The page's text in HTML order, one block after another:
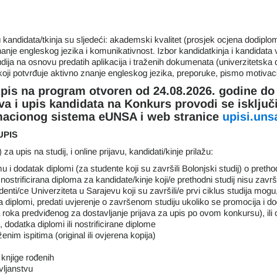
kandidata/tkinja su sljedeći: akademski kvalitet (prosjek ocjena
engleskog jezika i komunikativnost. Izbor kandidatkinja i kandidata
na osnovu predatih aplikacija i traženih dokumenata (univerzitetska
potvrđuje aktivno znanje engleskog jezika, preporuke, pismo
na program otvoren od 24.08.2026. godine do
i upis kandidata na Konkurs provodi se
sistema eUNSA i web stranice
upis na studij, i online prijavu, kandidati/kinje prilažu:
i dodatak diplomi (za studente koji su završili Bolonjski studij) o
diploma za kandidate/kinje koji/e prethodni studij nisu
ce Univerziteta u Sarajevu koji su završili/e prvi ciklus studija
diplomi, predati uvjerenje o završenom studiju ukoliko se promocija i
predviđenog za dostavljanje prijava za upis po ovom konkursu), ili
dodatka diplomi ili nostrificirane diplome
ispitima (original ili ovjerena kopija)
rođenih